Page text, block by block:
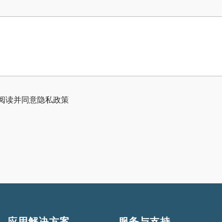
读并同意隐私政策